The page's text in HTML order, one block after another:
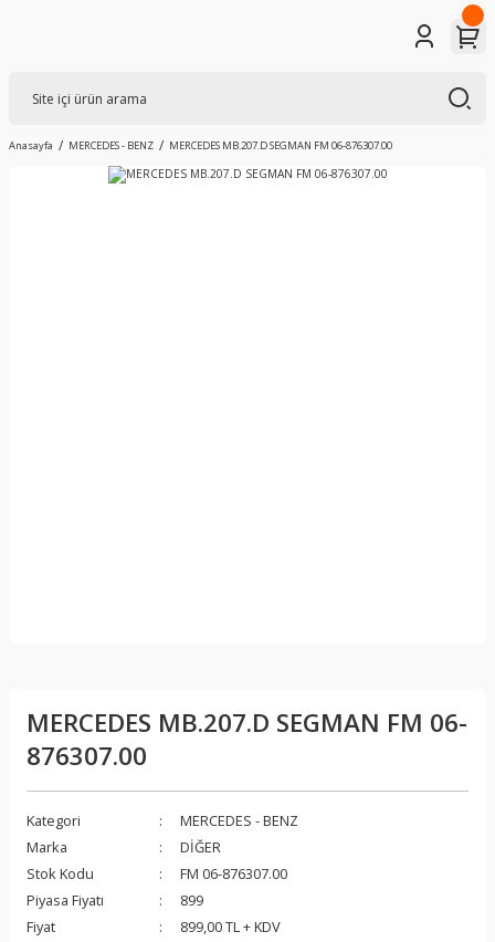
Anasayfa MERCEDES - BENZ MERCEDES MB.207.D SEGMAN FM 06-876307.00
MERCEDES MB.207.D SEGMAN FM 06-
876307.00
Kategori
MERCEDES - BENZ
Marka
DİĞER
Stok Kodu
FM 06-876307.00
Piyasa Fiyatı
899
Fiyat
899,00 TL + KDV